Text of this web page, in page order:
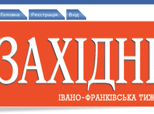
Головна Реєстрація Вхід